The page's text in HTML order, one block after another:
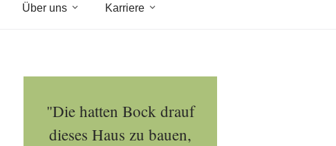
Über uns Karriere
"Die hatten Bock drauf
dieses Haus zu bauen,